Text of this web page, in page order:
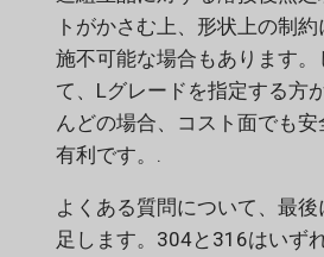
トがかさむ上、形状上の制
施不可能な場合もあります。
て、Lグレードを指定する方
んどの場合、コスト面でも安
有利です。.
よくある質問について、最後
足します。304と316はいず